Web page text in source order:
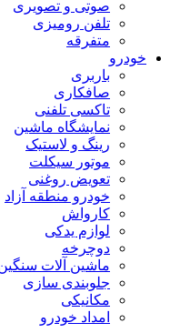
صوتی و تصویری
تلفن رومیزی
متفرقه
خودرو
باربری
صافکاری
تاکسی تلفنی
نمایشگاه ماشین
رینگ و لاستیک
موتور سیکلت
تعویض روغنی
خودرو منطقه آزاد
کارواش
لوازم یدکی
دوچرخه
ماشین آلات سنگین
جلوبندی سازی
مکانیکی
امداد خودرو